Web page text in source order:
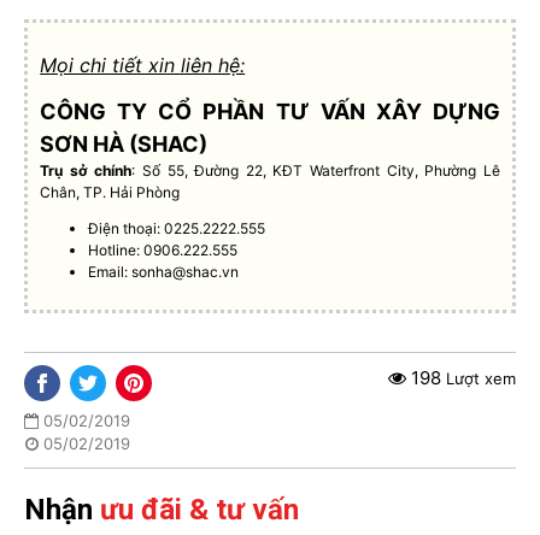
Mọi chi tiết xin liên hệ:
CÔNG TY CỔ PHẦN TƯ VẤN XÂY DỰNG
SƠN HÀ (SHAC)
Trụ sở chính: Số 55, Đường 22, KĐT Waterfront City, Phường Lê
Chân, TP. Hải Phòng
Điện thoại: 0225.2222.555
Hotline: 0906.222.555
Email:sonha@shac.vn
05/02/2019
05/02/2019
198 Lượt xem
Nhận ưu đãi & tư vấn